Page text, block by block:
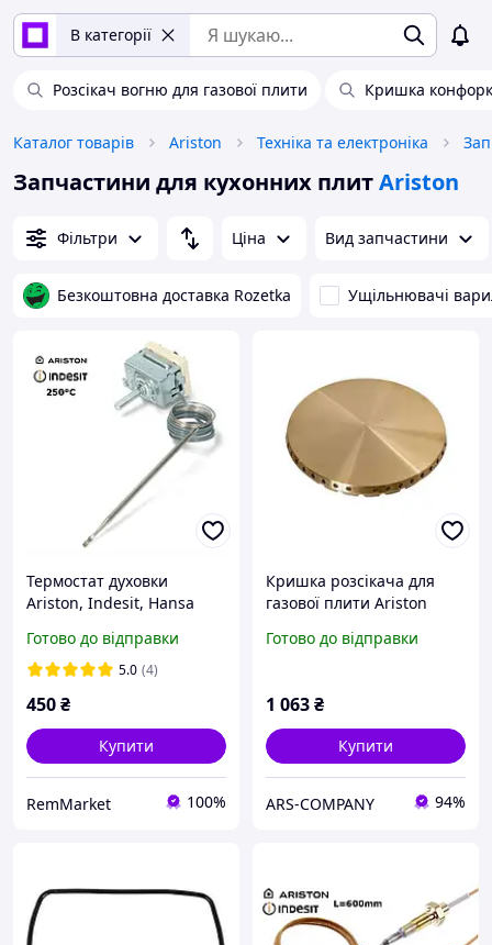
В категорії
Розсікач вогню для газової плити Кришка
Каталог товарів Ariston Техніка та електроніка
Запчастини для кухонних плитAriston
Фільтри Ціна Вид запчастини
Безкоштовна доставка Rozetka Ущільнювачі
Термостат духовки
Ariston, Indesit, Hansa
C00145486 50 250С EIKA T-
150 81380251
Готово до відправки
5.0 (4)
450₴
Купити
RemMarket 100%
Кришка розсікача для
газової плити Ariston
C00104208
Готово до відправки
1 063₴
Купити
ARS-COMPANY 94%